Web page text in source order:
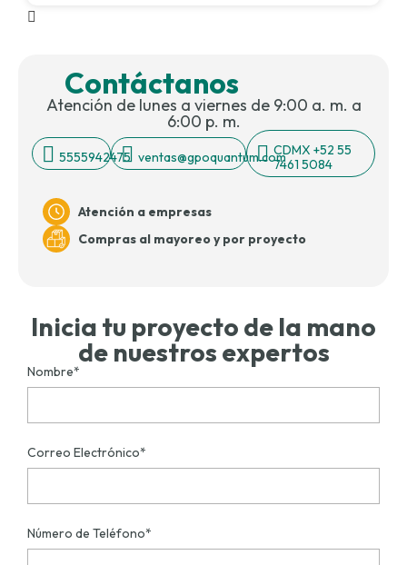
Contáctanos
Atención de lunes a viernes de 9:00 a. m. a
6:00 p. m.
5555942475 ventas@gpoquantum.comCDMX +52 55
7461 5084
Atención a empresas
Compras al mayoreo y por proyecto
Inicia tu proyecto de la mano
de nuestros expertos
Nombre*
Correo Electrónico*
Número de Teléfono*